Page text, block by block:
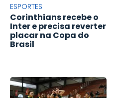
ESPORTES
Corinthians recebe o
Inter e precisa reverter
placar na Copa do
Brasil